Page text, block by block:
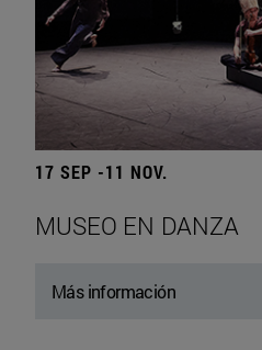
17 SEP -11 NOV.
MUSEO EN DANZA
Más información